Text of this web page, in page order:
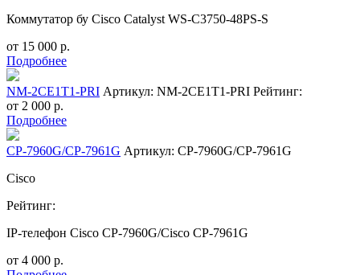
Коммутатор бу Cisco Catalyst WS-C3750-48PS-S
от 15 000 р.
Подробнее
NM-2CE1T1-PRI Артикул: NM-2CE1T1-PRI Рейтинг:
от 2 000 р.
Подробнее
CP-7960G/CP-7961G Артикул: CP-7960G/CP-7961G
Cisco
Рейтинг:
IP-телефон Cisco CP-7960G/Cisco CP-7961G
от 4 000 р.